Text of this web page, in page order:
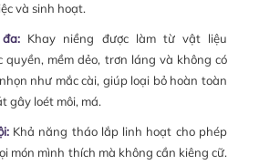
và sinh hoạt.
Khay niềng được làm từ vật liệu
quyền, mềm dẻo, trơn láng và không có
như mắc cài, giúp loại bỏ hoàn toàn
gây loét môi, má.
Khả năng tháo lắp linh hoạt cho phép
món mình thích mà không cần kiêng cữ.